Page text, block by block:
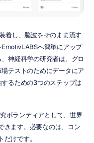
着し、脳波をそのまま流す
へ簡単にアップ
神経科学の研究者は、グロ
テストのためにデータにア
るための3つのステップは
ボランティアとして、世界
きます。必要なのは、コン
けです。